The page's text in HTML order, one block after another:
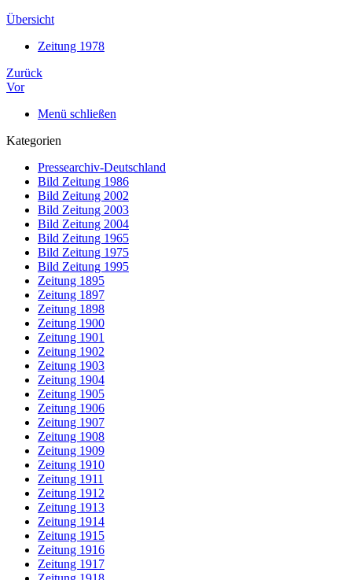
Übersicht
Zeitung 1978
Zurück
Vor
Menü schließen
Kategorien
Pressearchiv-Deutschland
Bild Zeitung 1986
Bild Zeitung 2002
Bild Zeitung 2003
Bild Zeitung 2004
Bild Zeitung 1965
Bild Zeitung 1975
Bild Zeitung 1995
Zeitung 1895
Zeitung 1897
Zeitung 1898
Zeitung 1900
Zeitung 1901
Zeitung 1902
Zeitung 1903
Zeitung 1904
Zeitung 1905
Zeitung 1906
Zeitung 1907
Zeitung 1908
Zeitung 1909
Zeitung 1910
Zeitung 1911
Zeitung 1912
Zeitung 1913
Zeitung 1914
Zeitung 1915
Zeitung 1916
Zeitung 1917